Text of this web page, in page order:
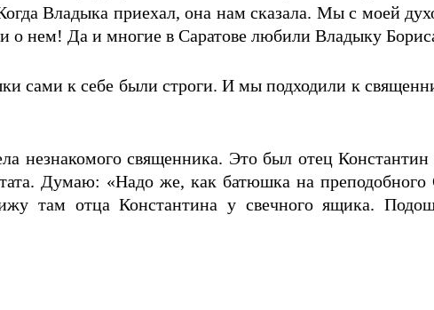
Владыка приехал, она нам сказала. Мы с моей
о нем! Да и многие в Саратове любили Владыку
сами к себе были строги. И мы подходили к
незнакомого священника. Это был отец
Думаю: «Надо же, как батюшка на
там отца Константина у свечного ящика.